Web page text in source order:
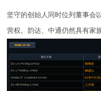
坚守的创始人同时位列董事会
营权。韵达、中通仍然具有家